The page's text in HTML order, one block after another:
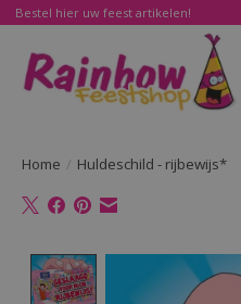
Bestel hier uw feest artikelen!
Home / Huldeschild - rijbewijs*
Product image